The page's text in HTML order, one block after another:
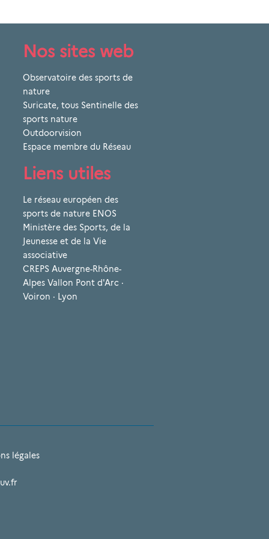
Nos sites web
Observatoire des sports de
nature
Suricate, tous Sentinelle des
sports nature
Outdoorvision
Espace membre du Réseau
Liens utiles
Le réseau européen des
sports de nature ENOS
Ministère des Sports, de la
Jeunesse et de la Vie
associative
CREPS Auvergne-Rhône-
Alpes Vallon Pont d'Arc ·
Voiron · Lyon
légales